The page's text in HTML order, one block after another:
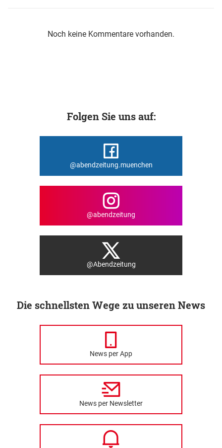
Noch keine Kommentare vorhanden.
Folgen Sie uns auf:
@abendzeitung.muenchen
@abendzeitung
@Abendzeitung
Die schnellsten Wege zu unseren News
News per App
News per Newsletter